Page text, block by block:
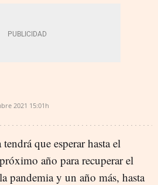
2021 15:01h
que esperar hasta el
año para recuperar el
pandemia y un año más, hasta